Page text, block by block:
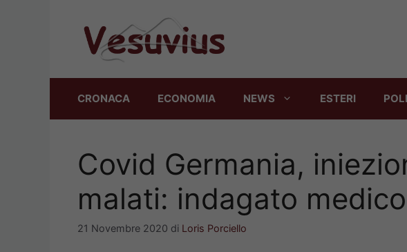
CRONACA ECONOMIA NEWS ESTERI
Covid Germania,
malati: indagato medico
21 Novembre 2020 di Loris Porciello